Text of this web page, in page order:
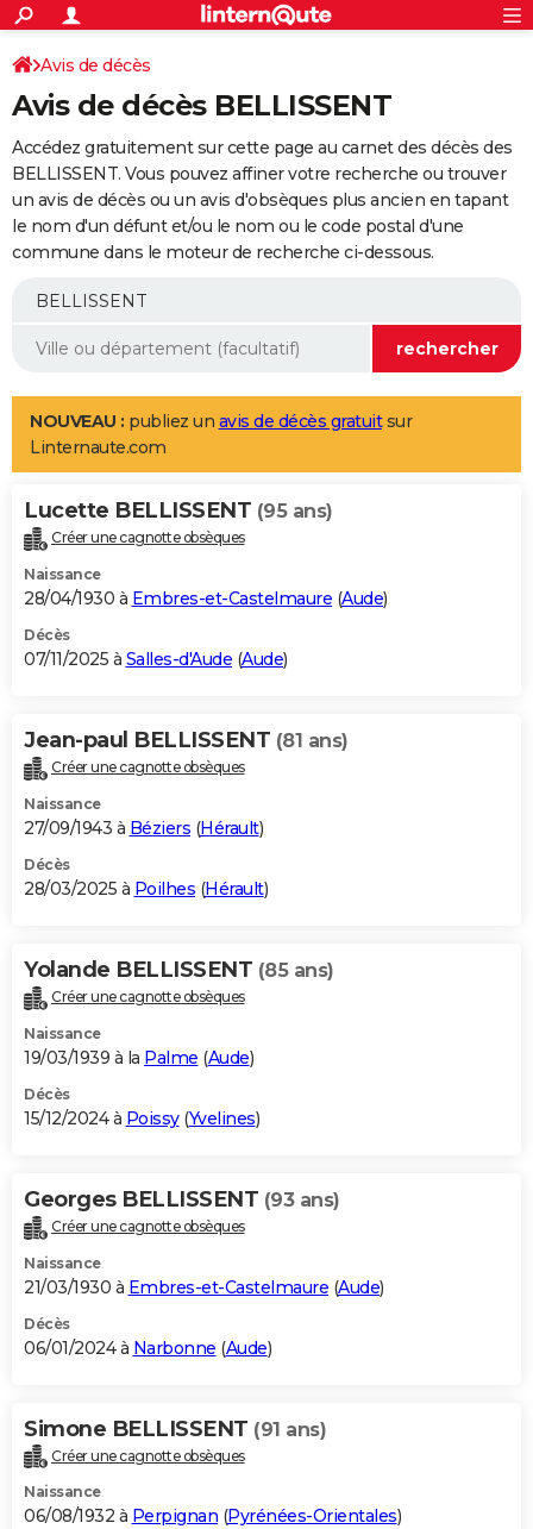
ACTUALITÉS
Politique
Société
Faits Divers
Education
Monde
Villes
+
SPORT
Coupe du monde 2026
Football
Tennis
Cyclisme
Rugby
Forum
Programme TV
TNT
Streaming
Cinéma
Sorties cinéma
Musique
+
FINANCE
Impôts
Immobilier
Risques naturels par ville
Banque
Assurance
Crédit
AUTO
Essais
Réserver un essai
Citadines
Berlines
SUV
Forum auto
+
Mobiles
Meilleur smartphone
Internet
Ordinateurs
Jeux vidéo
Guide high-tech
Aménagement intérieur
LIFESTYLE
Art de vivre
Bien-être
Loisirs
Mode
Modes de vie
Alimentation
Guide de la santé
Maladies
Médicaments
Sommeil
VOYAGE
Destinations
City break
Voyage nature
Voyage de noces
Forum
Climat
+PHOTO
GUIDES D'ACHAT
BONS PLANS
Carte de Noël
Carte Bonne année
Carte Saint-Valentin
Carte Pâques
Carte d'anniversaire
DICTIONNAIRE
Dictionnaire
Biographies
Citations
Expressions
Proverbes
PROGRAMME TV
S'inscrire
Se connecter
Lycées
Collèges
Primaires
Universités
Entreprises
Service militaire
Avis de recherche
AVIS DE DÉCÈS
Bricolage
Lifestyle
Culture
Sport
Auto
Television
Voyage
Cinema
Avis de décès
Avis de décès BELLISSENT
Accédez gratuitement sur cette page au carnet des décès des
BELLISSENT. Vous pouvez affiner votre recherche ou trouver
un avis de décès ou un avis d'obsèques plus ancien en tapant
le nom d'un défunt et/ou le nom ou le code postal d'une
commune dans le moteur de recherche ci-dessous.
NOUVEAU : publiez un avis de décès gratuitsur
Linternaute.com
Lucette BELLISSENT (95 ans)
Créer une cagnotte obsèques
Naissance
28/04/1930 à Embres-et-Castelmaure (Aude)
Décès
07/11/2025 à Salles-d'Aude (Aude)
Jean-paul BELLISSENT (81 ans)
Créer une cagnotte obsèques
Naissance
27/09/1943 à Béziers (Hérault)
Décès
28/03/2025 à Poilhes (Hérault)
Yolande BELLISSENT (85 ans)
Créer une cagnotte obsèques
Naissance
19/03/1939 à la Palme (Aude)
Décès
15/12/2024 à Poissy(Yvelines)
Georges BELLISSENT (93 ans)
Créer une cagnotte obsèques
Naissance
21/03/1930 à Embres-et-Castelmaure (Aude)
Décès
06/01/2024 à Narbonne (Aude)
Simone BELLISSENT (91 ans)
Créer une cagnotte obsèques
Naissance
06/08/1932 à Perpignan (Pyrénées-Orientales)